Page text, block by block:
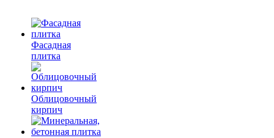
Фасадная
плитка
Облицовочный
кирпич